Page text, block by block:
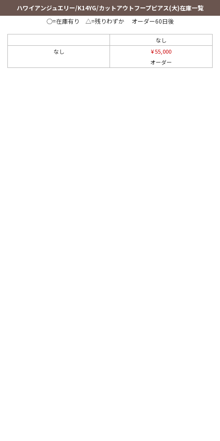
ハワイアンジュエリー/K14YG/カットアウトフープピアス(大)在庫一覧
○=在庫有り △=残りわずか オーダー60日後
なし
なし
¥ 55,000
オーダー